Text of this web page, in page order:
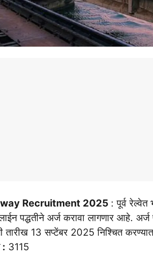
Recruitment 2025 : पूर्व रेल्वेत
पद्धतीने अर्ज करावा लागणार आहे.
तारीख 13 सप्टेंबर 2025 निश्चित
: 3115